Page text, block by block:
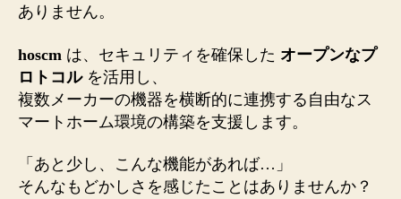
ありません。
hoscm は、セキュリティを確保した オープンなプ
ロトコルを活用し、
複数メーカーの機器を横断的に連携する自由なス
マートホーム環境の構築を支援します。
「あと少し、こんな機能があれば…」
そんなもどかしさを感じたことはありませんか？